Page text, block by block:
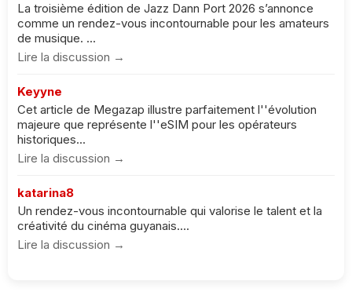
La troisième édition de Jazz Dann Port 2026 s’annonce
comme un rendez-vous incontournable pour les amateurs
de musique. ...
Lire la discussion →
Keyyne
Cet article de Megazap illustre parfaitement l''évolution
majeure que représente l''eSIM pour les opérateurs
historiques...
Lire la discussion →
katarina8
Un rendez-vous incontournable qui valorise le talent et la
créativité du cinéma guyanais....
Lire la discussion →